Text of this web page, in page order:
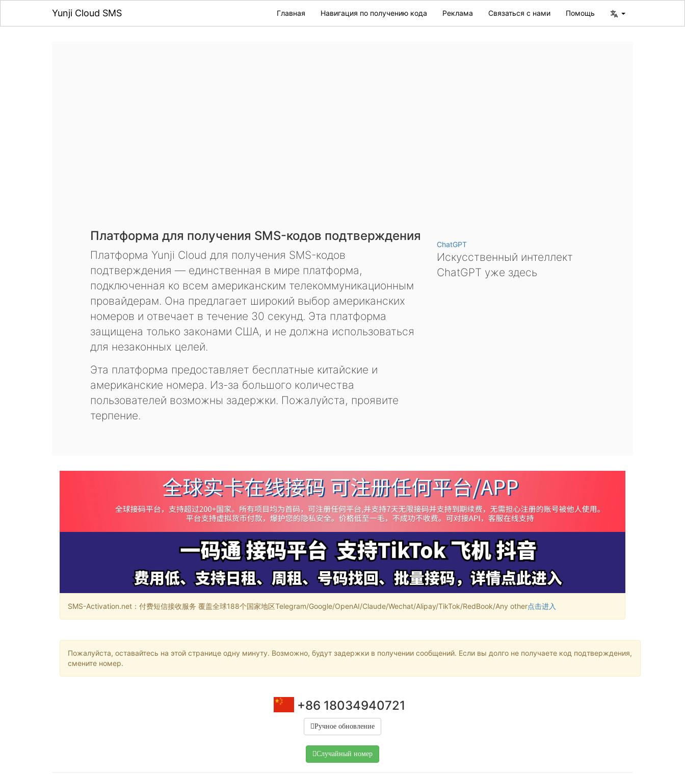
Yunji Cloud SMS Главная Навигация по получению кода Реклама Связаться с нами Помощь
Платформа для получения SMS-кодов подтверждения
Платформа Yunji Cloud для получения SMS-кодов
подтверждения — единственная в мире платформа,
подключенная ко всем американским телекоммуникационным
провайдерам. Она предлагает широкий выбор американских
номеров и отвечает в течение 30 секунд. Эта платформа
защищена только законами США, и не должна использоваться
для незаконных целей.
Эта платформа предоставляет бесплатные китайские и
американские номера. Из-за большого количества
пользователей возможны задержки. Пожалуйста, проявите
терпение.
ChatGPT
Искусственный интеллект
ChatGPT уже здесь
SMS-Activation.net：付费短信接收服务 覆盖全球188个国家地区Telegram/Google/OpenAI/Claude/Wechat/Alipay/TikTok/RedBook/Any other点击进入
Пожалуйста, оставайтесь на этой странице одну минуту. Возможно, будут задержки в получении сообщений. Если вы долго не получаете код подтверждения,
смените номер.
+86 18034940721
Ручное обновление
Случайный номер